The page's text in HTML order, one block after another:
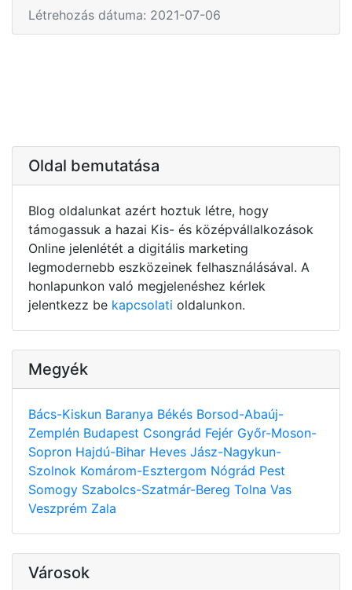
Létrehozás dátuma: 2021-07-06
Oldal bemutatása
Blog oldalunkat azért hoztuk létre, hogy
támogassuk a hazai Kis- és középvállalkozások
Online jelenlétét a digitális marketing
legmodernebb eszközeinek felhasználásával. A
honlapunkon való megjelenéshez kérlek
jelentkezz be kapcsolati oldalunkon.
Megyék
Bács-Kiskun Baranya Békés Borsod-Abaúj-
Zemplén Budapest Csongrád Fejér Győr-Moson-
Sopron Hajdú-Bihar Heves Jász-Nagykun-
Szolnok Komárom-Esztergom Nógrád Pest
Somogy Szabolcs-Szatmár-Bereg Tolna Vas
Veszprém Zala
Városok